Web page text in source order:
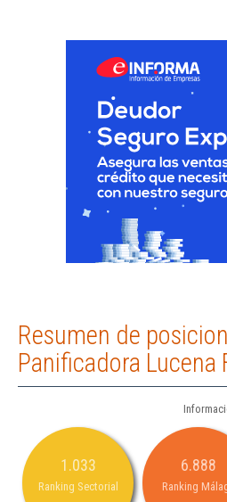
Resumen de
Panificadora Lucena
1.033
Ranking Sectorial
6.888
Ranking